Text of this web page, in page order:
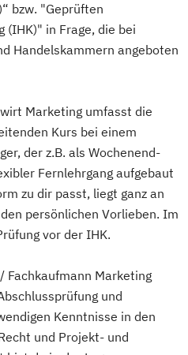
bzw. "Geprüften
(IHK)" in Frage, die bei
Handelskammern angeboten
Marketing umfasst die
Kurs bei einem
der z.B. als Wochenend-
Fernlehrgang aufgebaut
zu dir passt, liegt ganz an
persönlichen Vorlieben. Im
vor der IHK.
Fachkaufmann Marketing
und
Kenntnisse in den
und Projekt- und